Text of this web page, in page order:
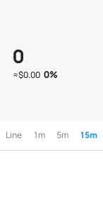
0
≈$0.00 0%
Line 1m 5m 15m